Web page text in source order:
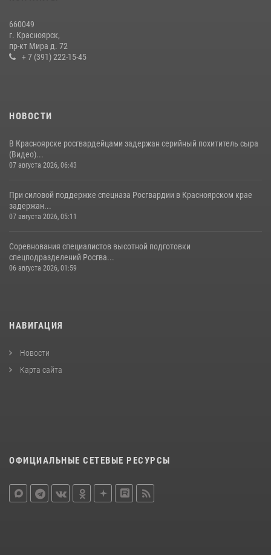
празднования 70-летия города
21 июля 2026, 01:41
660049
г. Красноярск,
пр-кт Мира д. 72
+ 7 (391) 222-15-45
НОВОСТИ
В Красноярске росгвардейцами задержан серийный похититель сыра
(Видео)...
07 августа 2026, 06:43
При силовой поддержке спецназа Росгвардии в Красноярском крае
задержан...
07 августа 2026, 05:11
Соревнования специалистов высотной подготовки
спецподразделений Росгва...
06 августа 2026, 01:59
НАВИГАЦИЯ
Новости
Карта сайта
ОФИЦИАЛЬНЫЕ СЕТЕВЫЕ РЕСУРСЫ